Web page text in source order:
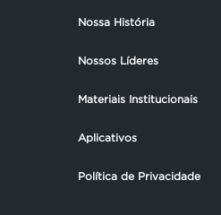
Nossa História
Nossos Líderes
Materiais Institucionais
Aplicativos
Política de Privacidade